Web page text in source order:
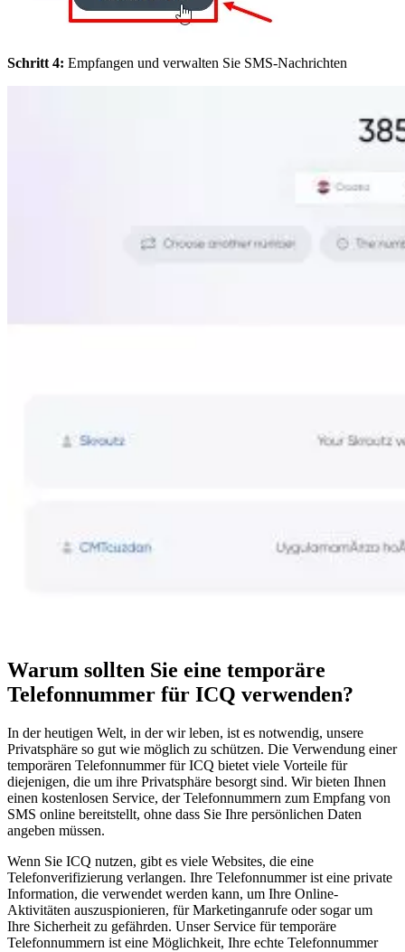
Schritt 4: Empfangen und verwalten Sie SMS-Nachrichten
Warum sollten Sie eine temporäre
Telefonnummer für ICQ verwenden?
In der heutigen Welt, in der wir leben, ist es notwendig, unsere
Privatsphäre so gut wie möglich zu schützen. Die Verwendung einer
temporären Telefonnummer für ICQ bietet viele Vorteile für
diejenigen, die um ihre Privatsphäre besorgt sind. Wir bieten Ihnen
einen kostenlosen Service, der Telefonnummern zum Empfang von
SMS online bereitstellt, ohne dass Sie Ihre persönlichen Daten
angeben müssen.
Wenn Sie ICQ nutzen, gibt es viele Websites, die eine
Telefonverifizierung verlangen. Ihre Telefonnummer ist eine private
Information, die verwendet werden kann, um Ihre Online-
Aktivitäten auszuspionieren, für Marketinganrufe oder sogar um
Ihre Sicherheit zu gefährden. Unser Service für temporäre
Telefonnummern ist eine Möglichkeit, Ihre echte Telefonnummer